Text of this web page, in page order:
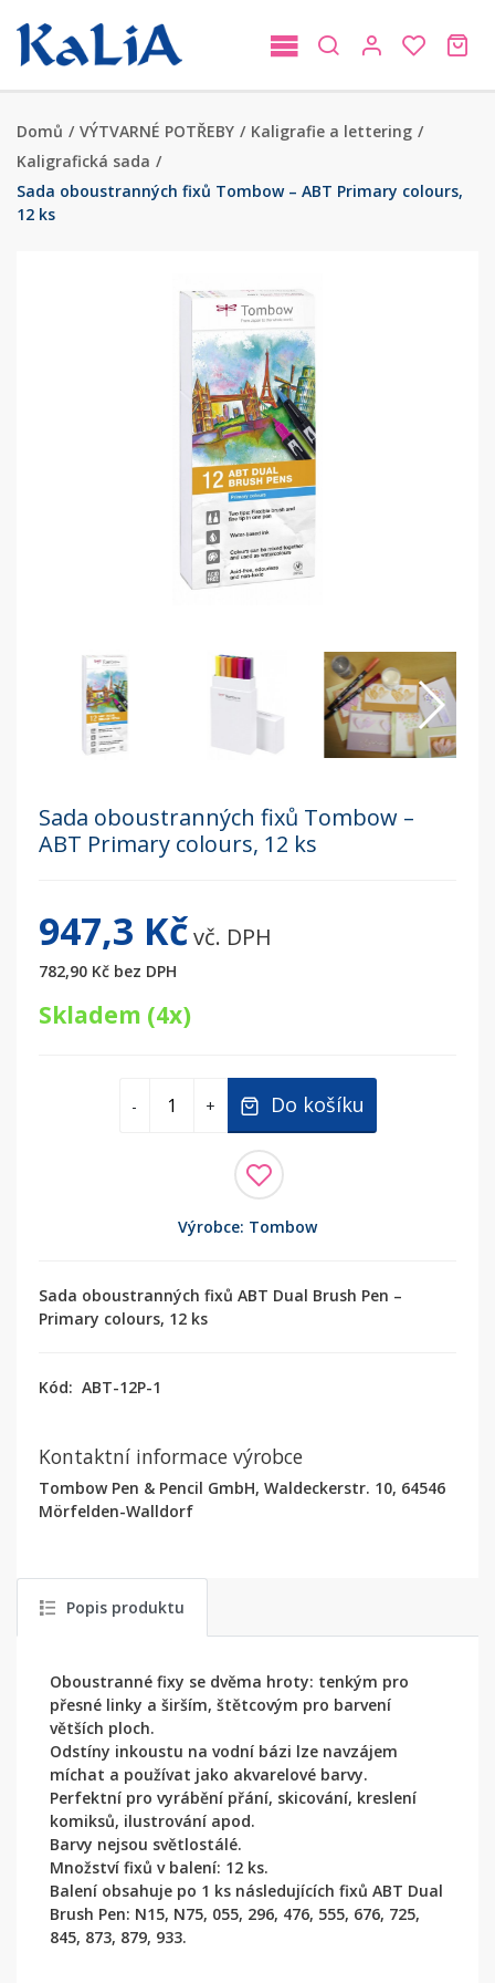
Domů / VÝTVARNÉ POTŘEBY / Kaligrafie a lettering /
Kaligrafická sada /
Sada oboustranných fixů Tombow – ABT Primary colours,
12 ks
Sada oboustranných fixů Tombow –
ABT Primary colours, 12 ks
947,3 Kčvč. DPH
782,90 Kč bez DPH
Skladem (4x)
- + Do košíku
Výrobce: Tombow
Sada oboustranných fixů ABT Dual Brush Pen –
Primary colours, 12 ks
Kód: ABT-12P-1
Kontaktní informace výrobce
Tombow Pen & Pencil GmbH, Waldeckerstr. 10, 64546
Mörfelden-Walldorf
Popis produktu
Oboustranné fixy se dvěma hroty: tenkým pro
přesné linky a širším, štětcovým pro barvení
větších ploch.
Odstíny inkoustu na vodní bázi lze navzájem
míchat a používat jako akvarelové barvy.
Perfektní pro vyrábění přání, skicování, kreslení
komiksů, ilustrování apod.
Barvy nejsou světlostálé.
Množství fixů v balení: 12 ks.
Balení obsahuje po 1 ks následujících fixů ABT Dual
Brush Pen: N15, N75, 055, 296, 476, 555, 676, 725,
845, 873, 879, 933.